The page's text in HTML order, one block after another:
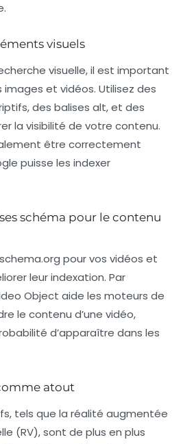
visuels
visuelle, il est important
et vidéos. Utilisez des
des balises alt, et des
la visibilité de votre contenu.
être correctement
puisse les indexer
schéma pour le contenu
schema.org pour vos vidéos et
leur indexation. Par
Object aide les moteurs de
le contenu d’une vidéo,
d’apparaître dans les
atout
tels que la réalité augmentée
(RV), sont de plus en plus